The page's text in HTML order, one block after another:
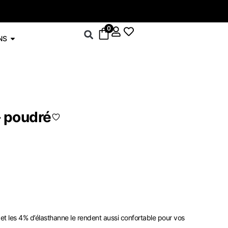
0
les 4% d’élasthanne le rendent aussi confortable pour vos